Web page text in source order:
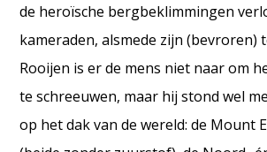
de heroïsche bergbeklimmingen
kameraden, alsmede zijn (bevroren)
Rooijen is er de mens niet naar om
te schreeuwen, maar hij stond wel
op het dak van de wereld: de Mount